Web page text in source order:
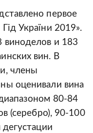
первое
України 2019».
виноделов и 183
вин. В
члены
оценивали вина
80-84
(серебро), 90-100